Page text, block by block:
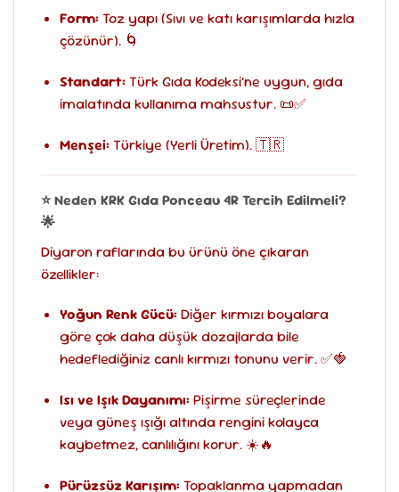
Form:Toz yapı (Sıvı ve katı karışımlarda hızla
çözünür). 🌀
Standart:Türk Gıda Kodeksi’ne uygun, gıda
imalatında kullanıma mahsustur. 📜✅
Menşei:Türkiye (Yerli Üretim). 🇹🇷
⭐ Neden KRK Gıda Ponceau 4R Tercih Edilmeli?
🌟
Diyaron raflarında bu ürünü öne çıkaran
özellikler:
Yoğun Renk Gücü:Diğer kırmızı boyalara
göre çok daha düşük dozajlarda bile
hedeflediğiniz canlı kırmızı tonunu verir. ✅🍓
Isı ve Işık Dayanımı:Pişirme süreçlerinde
veya güneş ışığı altında rengini kolayca
kaybetmez, canlılığını korur. ☀️🔥
Pürüzsüz Karışım:Topaklanma yapmadan